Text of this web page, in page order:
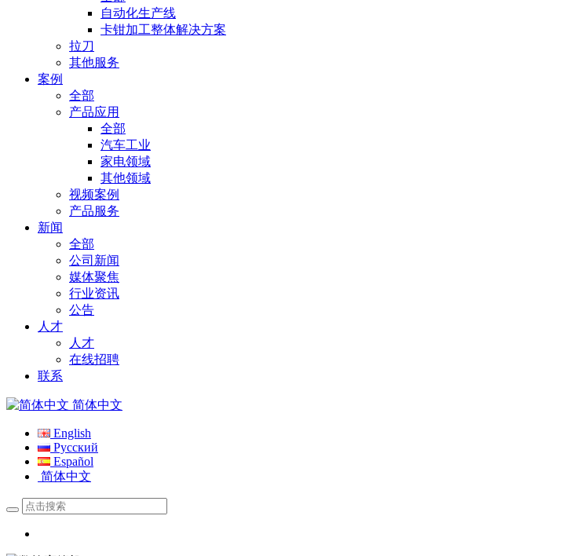
自动化生产线
卡钳加工整体解决方案
拉刀
其他服务
案例
全部
产品应用
全部
汽车工业
家电领域
其他领域
视频案例
产品服务
新闻
全部
公司新闻
媒体聚焦
行业资讯
公告
人才
人才
在线招聘
联系
简体中文
English
Русский
Español
简体中文